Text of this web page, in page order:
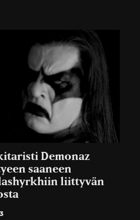
Demonaz
saaneen
liittyvän